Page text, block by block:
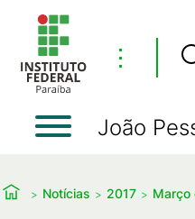
⋮
João
Notícias 2017 Março